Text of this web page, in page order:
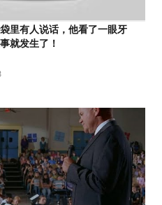
里有人说话，他看了一眼牙
就发生了！